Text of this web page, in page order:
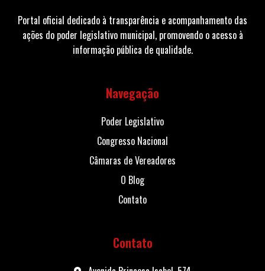
Portal oficial dedicado à transparência e acompanhamento das
ações do poder legislativo municipal, promovendo o acesso à
informação pública de qualidade.
Navegação
Poder Legislativo
Congresso Nacional
Câmaras de Vereadores
O Blog
Contato
Contato